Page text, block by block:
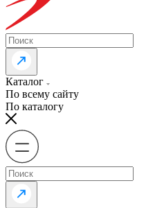
Каталог
По всему сайту
По каталогу